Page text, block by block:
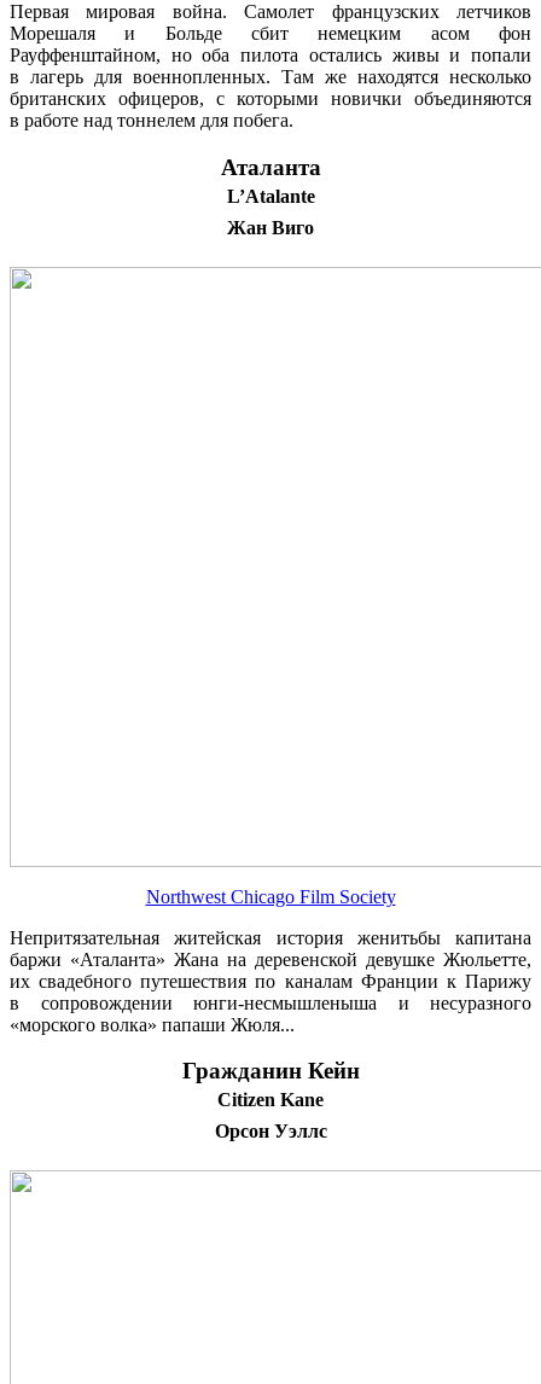
Первая мировая война. Самолет французских летчиков
Морешаля и Больде сбит немецким асом фон
Рауффенштайном, но оба пилота остались живы и попали
в лагерь для военнопленных. Там же находятся несколько
британских офицеров, с которыми новички объединяются
в работе над тоннелем для побега.
Аталанта
L’Atalante
Жан Виго
Northwest Chicago Film Society
Непритязательная житейская история женитьбы капитана
баржи «Аталанта» Жана на деревенской девушке Жюльетте,
их свадебного путешествия по каналам Франции к Парижу
в сопровождении юнги-несмышленыша и несуразного
«морского волка» папаши Жюля...
Гражданин Кейн
Citizen Kane
Орсон Уэллс